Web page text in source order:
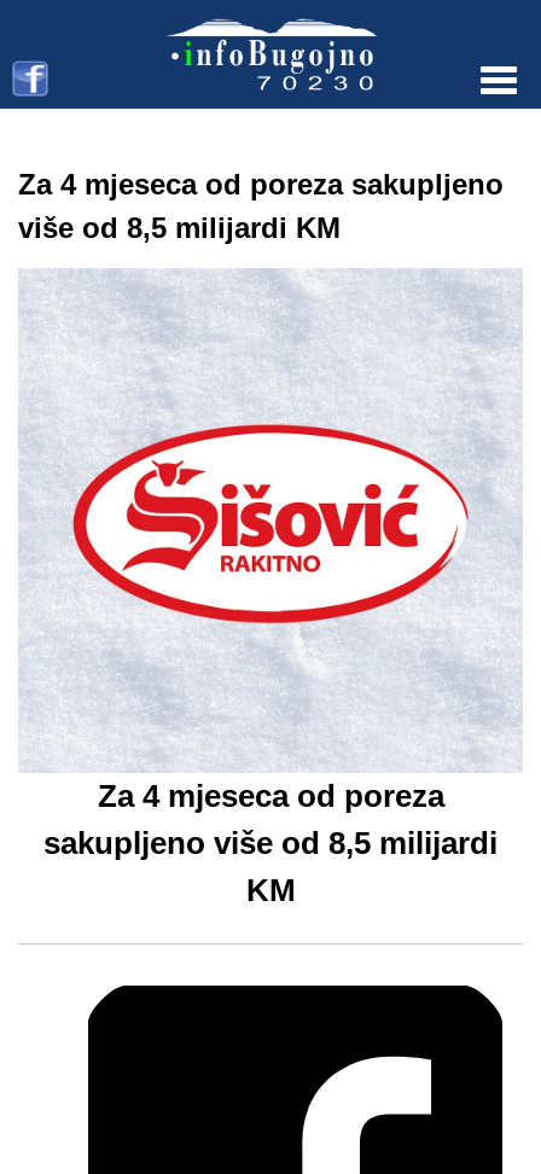
Za 4 mjeseca od poreza sakupljeno
više od 8,5 milijardi KM
Za 4 mjeseca od poreza
sakupljeno više od 8,5 milijardi
KM